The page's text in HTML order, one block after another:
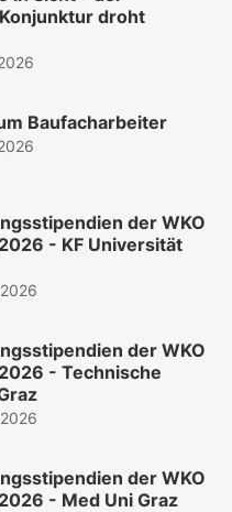
droht
Baufacharbeiter
der WKO
- KF Universität
der WKO
- Technische
der WKO
- Med Uni Graz